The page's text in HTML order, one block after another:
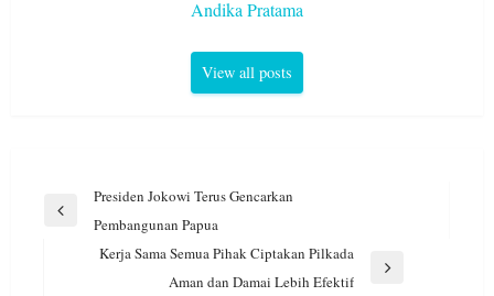
Andika Pratama
View all posts
Navigasi
Previous
Presiden Jokowi Terus Gencarkan
Pembangunan Papua
Kerja Sama Semua Pihak Ciptakan Pilkada
Aman dan Damai Lebih Efektif